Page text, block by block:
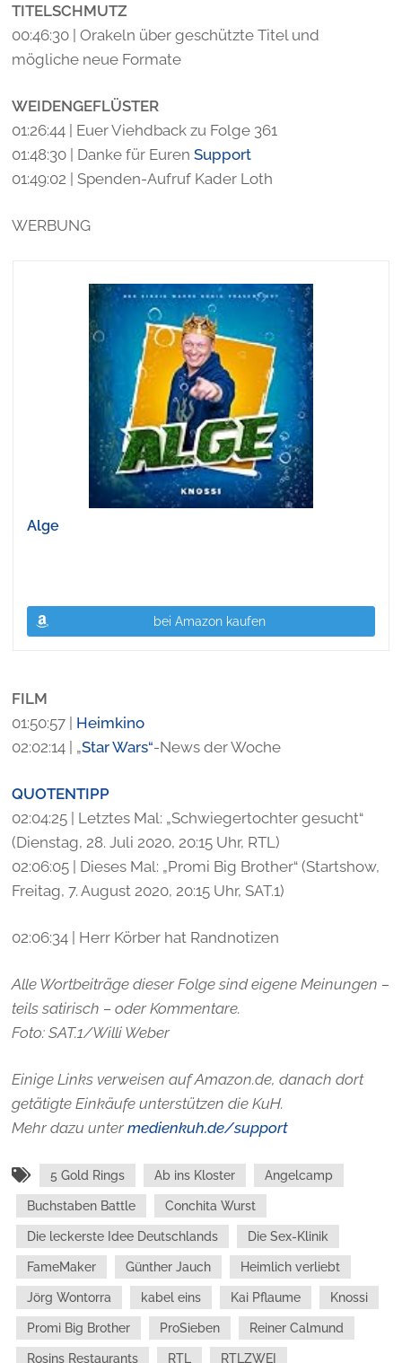
TITELSCHMUTZ
00:46:30 | Orakeln über geschützte Titel und
mögliche neue Formate
WEIDENGEFLÜSTER
01:26:44 | Euer Viehdback zu Folge 361
01:48:30 | Danke für EurenSupport
01:49:02 | Spenden-Aufruf Kader Loth
WERBUNG
Alge
bei Amazon kaufen
FILM
01:50:57 | Heimkino
02:02:14 | „Star Wars“-News der Woche
QUOTENTIPP
02:04:25 | Letztes Mal: „Schwiegertochter gesucht“
(Dienstag, 28. Juli 2020, 20:15 Uhr, RTL)
02:06:05 | Dieses Mal: „Promi Big Brother“ (Startshow,
Freitag, 7. August 2020, 20:15 Uhr, SAT.1)
02:06:34 | Herr Körber hat Randnotizen
Alle Wortbeiträge dieser Folge sind eigene Meinungen –
teils satirisch – oder Kommentare.
Foto: SAT.1/Willi Weber
Einige Links verweisen auf Amazon.de, danach dort
getätigte Einkäufe unterstützen die KuH.
Mehr dazu untermedienkuh.de/support
5 Gold Rings Ab ins Kloster Angelcamp
Buchstaben Battle Conchita Wurst
Die leckerste Idee Deutschlands Die Sex-Klinik
FameMaker Günther Jauch Heimlich verliebt
Jörg Wontorra kabel eins Kai Pflaume Knossi
Promi Big Brother ProSieben Reiner Calmund
Rosins Restaurants RTL RTLZWEI